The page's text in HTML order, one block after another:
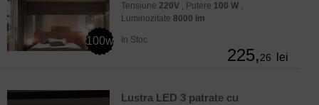
100w
Tensiune 220V , Putere 100 W ,
Luminozitate 8000 lm
In Stoc
225,26 lei
Lustra LED 3 patrate cu